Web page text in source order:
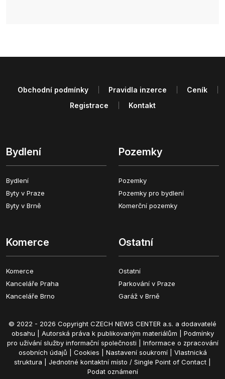
Bydlení
Bydlení
Byty v Praze
Byty v Brně
Pozemky
Pozemky
Pozemky pro bydlení
Komerční pozemky
Komerce
Komerce
Kanceláře Praha
Kanceláře Brno
Ostatní
Ostatní
Parkování v Praze
Garáž v Brně
Obchodní podmínky Pravidla inzerce
Ceník
Registrace
Kontakt
© 2022 - 2026 Copyright CZECH NEWS CENTER a.s. a dodavatelé
obsahu | Autorská práva k publikovaným materiálům
Podmínky
pro užívání služby informační společnosti
Informace o zpracování
osobních údajů
Cookies Nastavení soukromí| Vlastnická
struktura
Jednotné kontaktní místo / Single Point of Contact
Podat oznámení